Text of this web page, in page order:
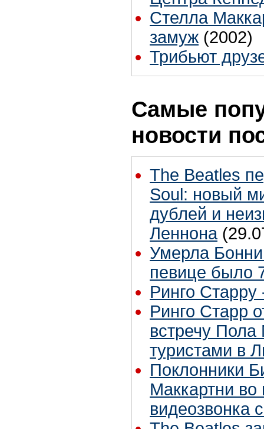
Стелла
замуж (2002)
Трибьют
Самые
новости
The Beatles
Soul: новый
дублей и
Леннона
Умерла
певице было
Ринго Старру
Ринго Старр
встречу Пола
туристами в
Поклонники
Маккартни во
видеозвонка